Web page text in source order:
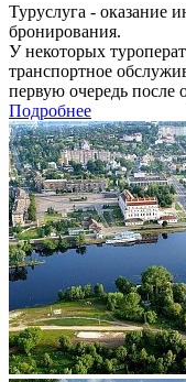
Туруслуга - оказание
бронирования.
У некоторых
транспортное
первую очередь после
Подробнее